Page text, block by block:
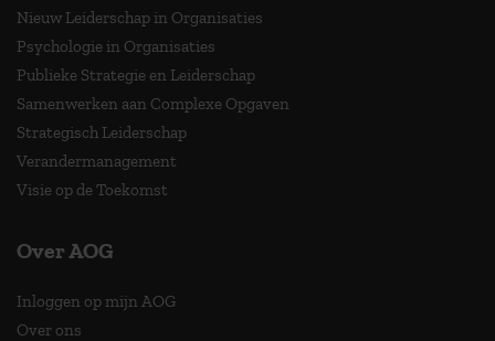
Nieuw Leiderschap in Organisaties
Psychologie in Organisaties
Publieke Strategie en Leiderschap
Samenwerken aan Complexe Opgaven
Strategisch Leiderschap
Verandermanagement
Visie op de Toekomst
Over AOG
Inloggen op mijn AOG
Over ons